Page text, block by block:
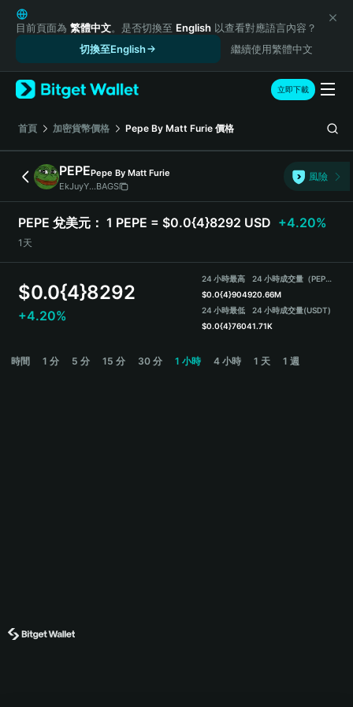
English
日本語
Русский
Español (Latinoamérica)
Türkçe
Italiano
Deutsch
简体中文
繁體中文
Português (Portugal)
Bahasa Indonesia
Español
目前頁面為 繁體中文。是否切換至 English 以查看對應語言內容？
切換至English
繼續使用繁體中文
立即下載
首頁 加密貨幣價格 Pepe By Matt Furie 價格
PEPEPepe By Matt Furie
EkJuyY...BAGS
風險
PEPE 兌美元： 1 PEPE = $0.0{4}8292 USD +4.20%
1天
$0.0{4}8292
+4.20%
24 小時最高
$0.0{4}9049
24 小時最低
$0.0{4}7604
24 小時成交量（PEPE）
20.66M
24 小時成交量(USDT)
1.71K
時間 1 分 5 分 15 分 30 分 1 小時 4 小時 1 天 1 週